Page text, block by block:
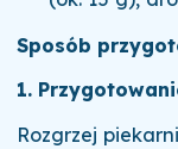
Sposób
1.
Rozgrzej